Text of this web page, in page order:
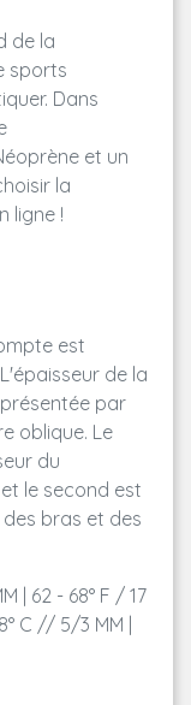
de la
sports
Dans
et un
la
ligne !
est
de la
par
oblique. Le
du
le second est
bras et des
| 62 - 68° F / 17
C // 5/3 MM |